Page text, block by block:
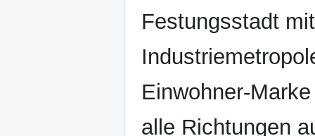
Festungsstadt
Einwohner-
alle Richtungen